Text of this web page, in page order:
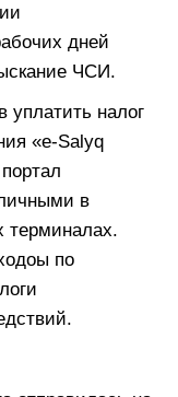
дней
ЧСИ.
уплатить налог
«e-Salyq
в
терминалах.
по